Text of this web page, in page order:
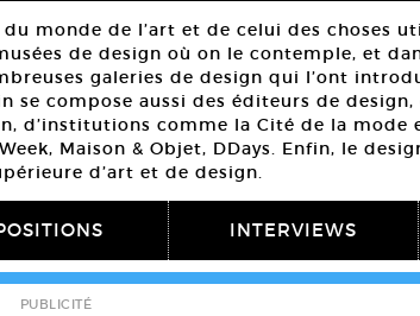
monde de l’art et de celui des choses
de design où on le contemple, et
galeries de design qui l’ont
compose aussi des éditeurs de
d’institutions comme la Cité de la mode
Maison & Objet, DDays. Enfin, le
d’art et de design.
INTERVIEWS
PUBLICITÉ